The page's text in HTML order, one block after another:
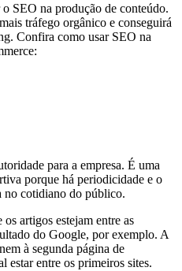
SEO na produção de conteúdo.
tráfego orgânico e conseguirá
Confira como usar SEO na
para a empresa. É uma
porque há periodicidade e o
no cotidiano do público.
artigos estejam entre as
do Google, por exemplo. A
à segunda página de
estar entre os primeiros sites.